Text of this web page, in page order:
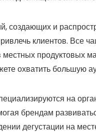
создающих и
клиентов. Все
продуктовых
охватить большую
на
брендам
дегустации на